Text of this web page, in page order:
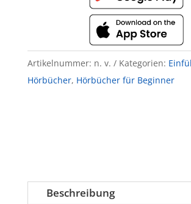
Artikelnummer: n. v. Kategorien:
Hörbücher, Hörbücher für Beginner
Beschreibung